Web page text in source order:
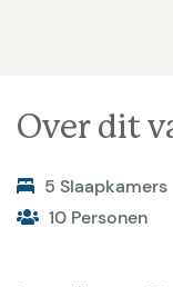
Over dit
5 Slaapkamers
10 Personen